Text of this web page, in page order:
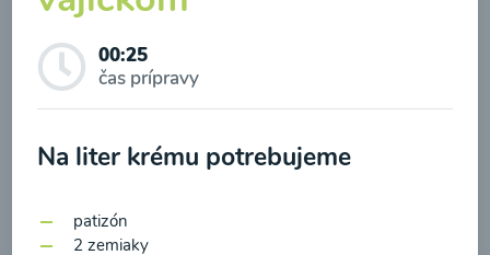
00:25
čas prípravy
Na liter krému potrebujeme
patizón
2 zemiaky
Odber noviniek a akcií
spracovaním osobných údajov pre účely